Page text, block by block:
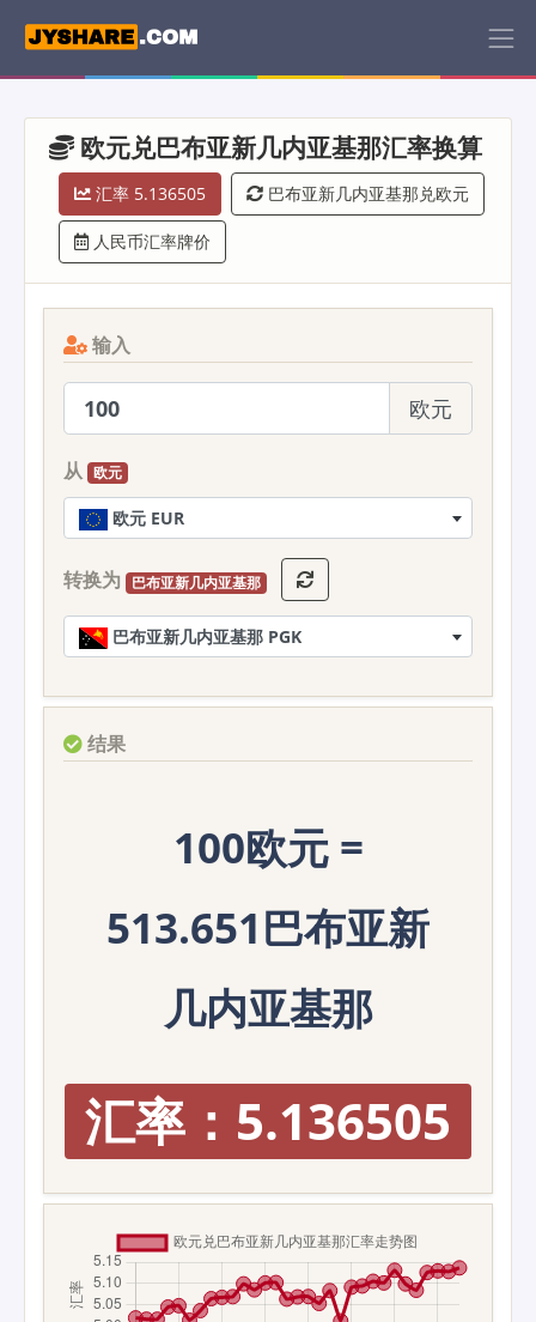
欧元兑巴布亚新几内亚基那汇率换算
汇率 5.136505 巴布亚新几内亚基那兑欧元
人民币汇率牌价
输入
欧元
从 欧元
欧元 EUR
转换为 巴布亚新几内亚基那
巴布亚新几内亚基那 PGK
结果
100欧元 =
513.651巴布亚新
几内亚基那
汇率：5.136505